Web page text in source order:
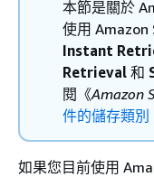
本節是關於
使用 Amazon
Instant
Retrieval 和
閱《Amazon
件的儲存類別
如果您目前使用